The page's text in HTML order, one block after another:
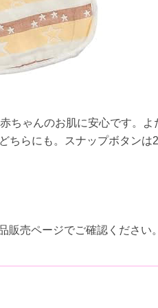
ちゃんのお肌に安心です。よ
ちらにも。スナップボタンは
売ページでご確認ください。